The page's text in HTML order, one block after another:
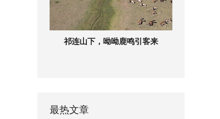
祁连山下，呦呦鹿鸣引客来
最热文章